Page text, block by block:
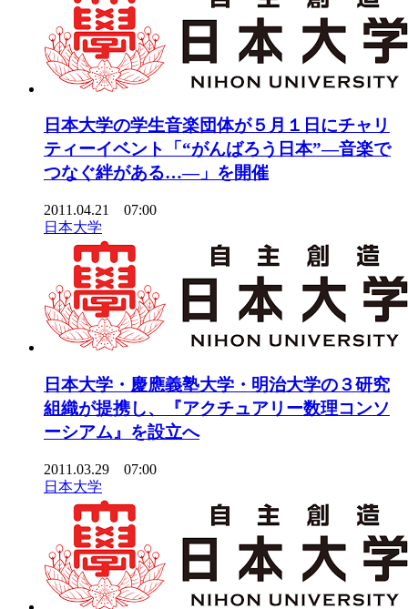
日本大学の学生音楽団体が５月１日にチャリ
ティーイベント「“がんばろう日本”―音楽で
つなぐ絆がある…―」を開催
2011.04.21 07:00
日本大学
日本大学・慶應義塾大学・明治大学の３研究
組織が提携し、『アクチュアリー数理コンソ
ーシアム』を設立へ
2011.03.29 07:00
日本大学